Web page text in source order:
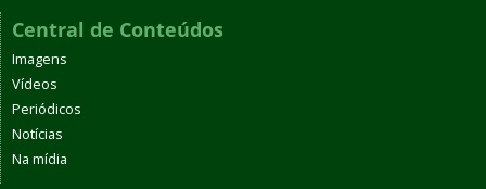
Central de Conteúdos
Imagens
Vídeos
Periódicos
Notícias
Na mídia